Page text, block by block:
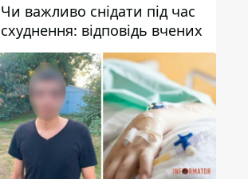
Чи важливо снідати під час
схуднення: відповідь вчених